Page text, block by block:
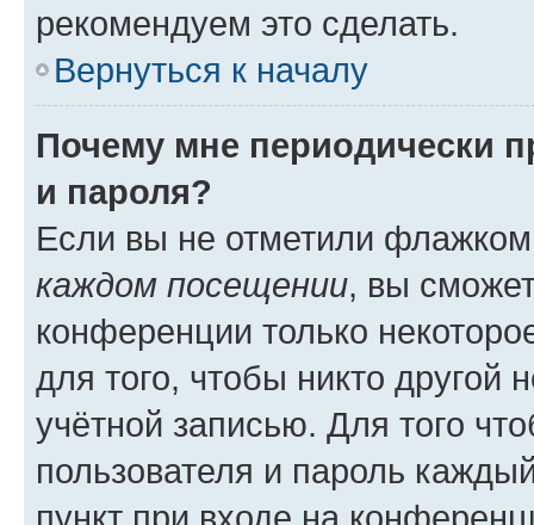
рекомендуем это сделать.
Вернуться к началу
Почему мне периодически
и пароля?
Если вы не отметили
каждом посещении, вы
конференции только
для того, чтобы никто другой
учётной записью. Для того
пользователя и пароль
пункт при входе на